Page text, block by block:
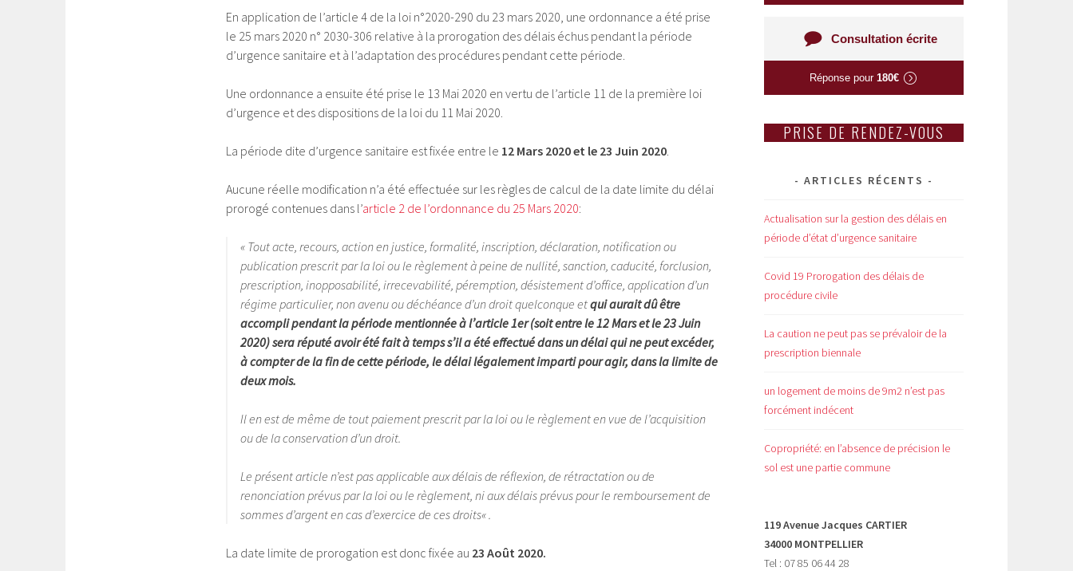
En application de l’article 4 de la loi n°2020-290 du 23 mars 2020, une ordonnance a été prise
le 25 mars 2020 n° 2030-306 relative à la prorogation des délais échus pendant la période
d’urgence sanitaire et à l’adaptation des procédures pendant cette période.
Une ordonnance a ensuite été prise le 13 Mai 2020 en vertu de l’article 11 de la première loi
d’urgence et des dispositions de la loi du 11 Mai 2020.
La période dite d’urgence sanitaire est fixée entre le 12 Mars 2020 et le 23 Juin 2020.
Aucune réelle modification n’a été effectuée sur les règles de calcul de la date limite du délai
prorogé contenues dans l’article 2 de l’ordonnance du 25 Mars 2020:
« Tout acte, recours, action en justice, formalité, inscription, déclaration, notification ou
publication prescrit par la loi ou le règlement à peine de nullité, sanction, caducité, forclusion,
prescription, inopposabilité, irrecevabilité, péremption, désistement d’office, application d’un
régime particulier, non avenu ou déchéance d’un droit quelconque etqui aurait dû être
accompli pendant la période mentionnée à l’article 1er (soit entre le 12 Mars et le 23 Juin
2020) sera réputé avoir été fait à temps s’il a été effectué dans un délai qui ne peut excéder,
à compter de la fin de cette période, le délai légalement imparti pour agir, dans la limite de
deux mois.
Il en est de même de tout paiement prescrit par la loi ou le règlement en vue de l’acquisition
ou de la conservation d’un droit.
Le présent article n’est pas applicable aux délais de réflexion, de rétractation ou de
renonciation prévus par la loi ou le règlement, ni aux délais prévus pour le remboursement de
sommes d’argent en cas d’exercice de ces droits« .
La date limite de prorogation est donc fixée au 23 Août 2020.
Consultation écrite
Réponse pour 180€
PRISE DE RENDEZ-VOUS
ARTICLES RÉCENTS
Actualisation sur la gestion des délais en
période d’état d’urgence sanitaire
Covid 19 Prorogation des délais de
procédure civile
La caution ne peut pas se prévaloir de la
prescription biennale
un logement de moins de 9m2 n’est pas
forcément indécent
Copropriété: en l’absence de précision le
sol est une partie commune
119 Avenue Jacques CARTIER
34000 MONTPELLIER
Tel : 07 85 06 44 28